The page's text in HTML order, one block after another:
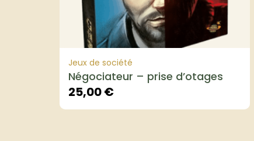
Jeux de société
Négociateur – prise d’otages
25,00€